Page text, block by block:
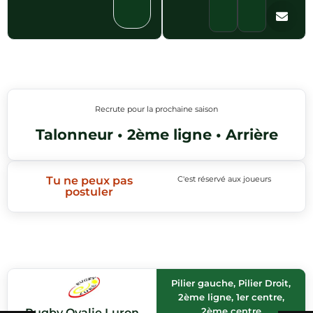
Recrute pour la prochaine saison
Talonneur • 2ème ligne • Arrière
Tu ne peux pas
postuler
C'est réservé aux joueurs
Pilier gauche, Pilier Droit,
2ème ligne, 1er centre,
2ème centre